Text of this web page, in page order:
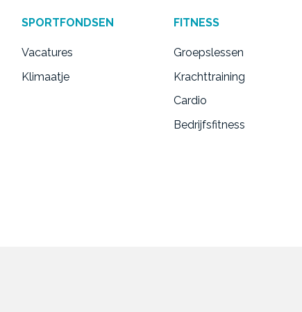
SPORTFONDSEN
Vacatures
Klimaatje
FITNESS
Groepslessen
Krachttraining
Cardio
Bedrijfsfitness